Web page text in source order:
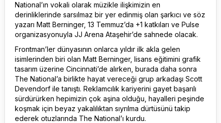
National’ın vokali olarak müzikle ilişkimizin en
derinliklerinde sarsılmaz bir yer edinmiş olan şarkıcı ve söz
yazarı Matt Berninger, 13 Temmuz’da +1 katkıları ve Pulse
organizasyonuyla JJ Arena Ataşehir’de sahnede olacak.
Frontman’ler dünyasının onlarca yıldır ilk akla gelen
isimlerinden biri olan Matt Berninger, lisans eğitimini grafik
tasarım üzerine Cincinnati’de alırken, burada daha sonra
The National’a birlikte hayat vereceği grup arkadaşı Scott
Devendorf ile tanıştı. Reklamcılık kariyerini gayet başarılı
sürdürürken hepimizin çok aşina olduğu, hayalleri peşinde
koşmak için beyaz yakalılıktan sıyrılma dürtüsünü takip
ederek otuzlarında The National’ı kurdu.